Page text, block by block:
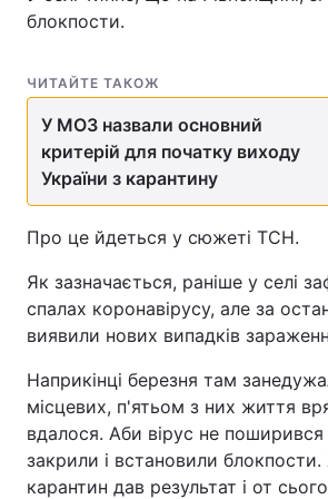
Лонгріди
Відео з Youtube Статті
Інтерв'ю Думки
Контакти
блокпости.
ЧИТАЙТЕ ТАКОЖ
У МОЗ назвали основний
критерій для початку виходу
України з карантину
Про це йдеться у сюжеті ТСН.
Як зазначається, раніше у селі
спалах коронавірусу, але за
виявили нових випадків
Наприкінці березня там
місцевих, п'ятьом з них життя
вдалося. Аби вірус не
закрили і встановили
карантин дав результат і от